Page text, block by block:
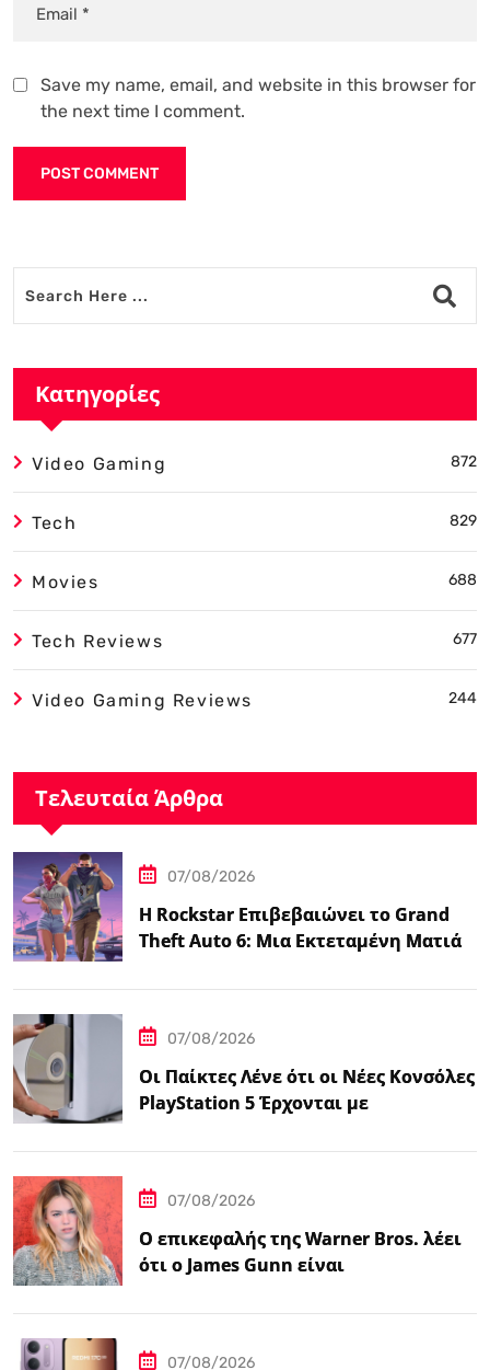
Save my name, email, and website in this browser for
the next time I comment.
Κατηγορίες
Video Gaming 872
Tech 829
Movies 688
Tech Reviews 677
Video Gaming Reviews 244
Τελευταία Άρθρα
07/08/2026
Η Rockstar Επιβεβαιώνει το Grand
Theft Auto 6: Μια Εκτεταμένη Ματιά
Μήνα
07/08/2026
Οι Παίκτες Λένε ότι οι Νέες Κονσόλες
PlayStation 5 Έρχονται με
07/08/2026
Ο επικεφαλής της Warner Bros. λέει
ότι ο James Gunn είναι
07/08/2026